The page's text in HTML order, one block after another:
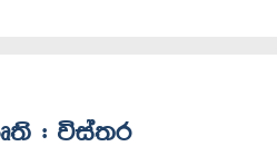
: විස්තර